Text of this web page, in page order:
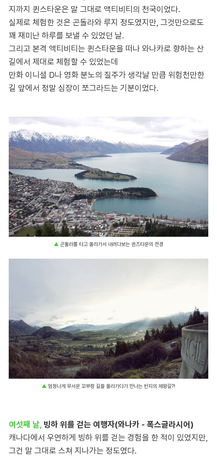
지까지 퀸스타운은 말 그대로 액티비티의 천국이었다.
실제로 체험한 것은 곤돌라와 루지 정도였지만, 그것만으로도
꽤 재미난 하루를 보낼 수 있었던 날.
그리고 본격 액티비티는 퀸스타운을 떠나 와나카로 향하는 산
길에서 제대로 체험할 수 있었는데
만화 이니셜 D나 영화 분노의 질주가 생각날 만큼 위험천만한
길 앞에서 정말 심장이 쪼그라드는 기분이었다.
▲ 곤돌라를 타고 올라가서 내려다보는 퀸즈타운의 전경
▲ 엄청나게 무서운 꼬부렁 길을 올라가다가 만나는 반지의 제왕길?!
여섯째 날, 빙하 위를 걷는 여행자(와나카 - 폭스글라시어)
캐나다에서 우연하게 빙하 위를 걷는 경험을 한 적이 있었지만,
그건 말 그대로 스쳐 지나가는 정도였다.